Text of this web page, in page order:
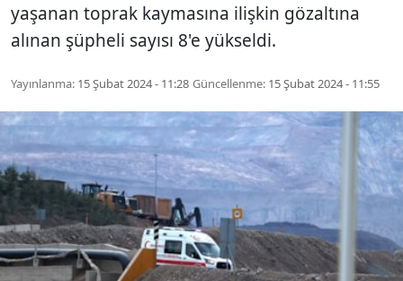
yaşanan toprak kaymasına ilişkin gözaltına
alınan şüpheli sayısı 8'e yükseldi.
Yayınlanma: 15 Şubat 2024 - 11:28 Güncellenme: 15 Şubat 2024 - 11:55